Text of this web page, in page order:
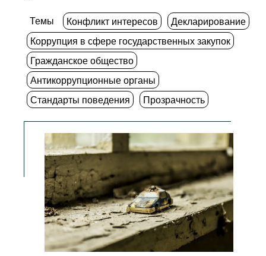
Темы Конфликт интересов
Декларирование
Коррупция в сфере государственных закупок
Гражданское общество
Антикоррупционные органы
Стандарты поведения
Прозрачность